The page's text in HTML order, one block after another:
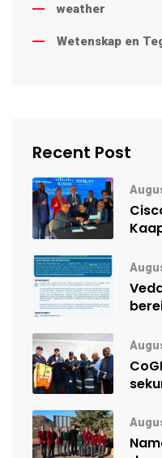
weather
Wetenskap en
Recent Post